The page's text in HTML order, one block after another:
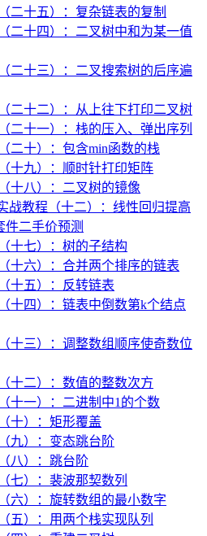
二十五）：复杂链表的复制
二十四）：二叉树中和为某一值
二十三）：二叉搜索树的后序遍
二十二）：从上往下打印二叉树
二十一）：栈的压入、弹出序列
二十）：包含min函数的栈
十九）：顺时针打印矩阵
十八）：二叉树的镜像
战教程（十二）：线性回归提高
件二手价预测
十七）：树的子结构
十六）：合并两个排序的链表
十五）：反转链表
十四）：链表中倒数第k个结点
十三）：调整数组顺序使奇数位
十二）：数值的整数次方
十一）：二进制中1的个数
十）：矩形覆盖
九）：变态跳台阶
八）：跳台阶
七）：裴波那契数列
六）：旋转数组的最小数字
五）：用两个栈实现队列